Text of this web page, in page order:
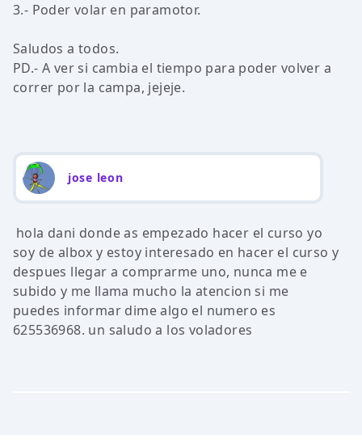
3.- Poder volar en paramotor.
Saludos a todos.
PD.- A ver si cambia el tiempo para poder volver a
correr por la campa, jejeje.
jose leon
hola dani donde as empezado hacer el curso yo
soy de albox y estoy interesado en hacer el curso y
despues llegar a comprarme uno, nunca me e
subido y me llama mucho la atencion si me
puedes informar dime algo el numero es
625536968. un saludo a los voladores